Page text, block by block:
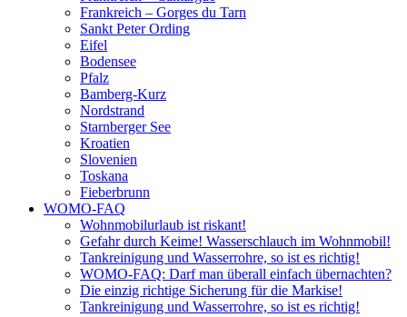
Frankreich – Gorges du Tarn
Sankt Peter Ording
Eifel
Bodensee
Pfalz
Bamberg-Kurz
Nordstrand
Starnberger See
Kroatien
Slovenien
Toskana
Fieberbrunn
WOMO-FAQ
Wohnmobilurlaub ist riskant!
Gefahr durch Keime! Wasserschlauch im Wohnmobil!
Tankreinigung und Wasserrohre, so ist es richtig!
WOMO-FAQ: Darf man überall einfach übernachten?
Die einzig richtige Sicherung für die Markise!
Tankreinigung und Wasserrohre, so ist es richtig!